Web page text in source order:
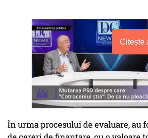
Citește
În urma procesului de evaluare, au